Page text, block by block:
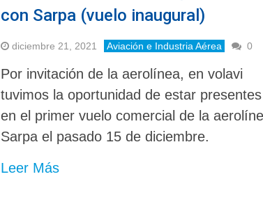
con Sarpa (vuelo inaugural)
diciembre 21, 2021 Aviación e Industria Aérea 0
Por invitación de la aerolínea, en volavi
tuvimos la oportunidad de estar presentes
en el primer vuelo comercial de la
Sarpa el pasado 15 de diciembre.
Leer Más